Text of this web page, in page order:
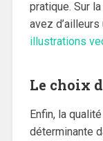
pratique. Sur
avez
illustrations
Le choix
Enfin, la
déterminante